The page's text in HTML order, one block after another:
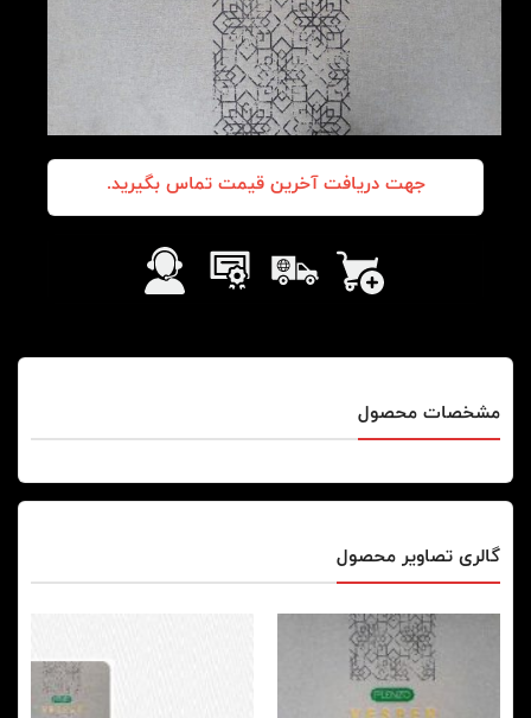
جهت دریافت آخرین قیمت تماس بگیرید.
مشخصات محصول
گالری تصاویر محصول